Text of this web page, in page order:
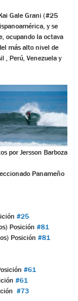
Gale Grani (#25
y se
ocupando la octava
más alto nivel de
, Perú, Venezuela y
por Jersson Barboza
Panameño
#25
Posición #81
Posición #81
#61
#61
#73